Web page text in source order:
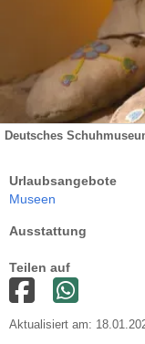
Deutsches
Urlaubsangebote
Museen
Ausstattung
Teilen auf
Aktualisiert am: